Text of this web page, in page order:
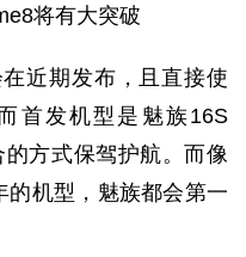
近期发布，且直接使
首发机型是魅族16S
方式保驾护航。而像
的机型，魅族都会第一